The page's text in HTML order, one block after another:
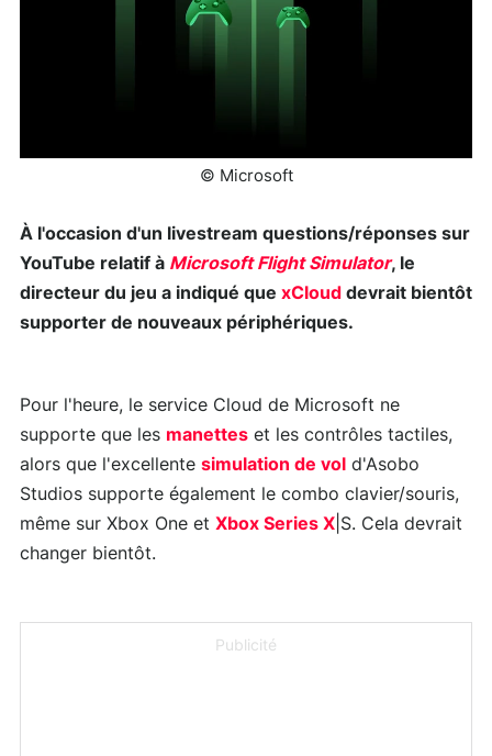
© Microsoft
À l'occasion d'un livestream questions/réponses sur
YouTube relatif à Microsoft Flight Simulator, le
directeur du jeu a indiqué que xCloud devrait bientôt
supporter de nouveaux périphériques.
Pour l'heure, le service Cloud de Microsoft ne
supporte que les manettes et les contrôles tactiles,
alors que l'excellente simulation de vol d'Asobo
Studios supporte également le combo clavier/souris,
même sur Xbox One et Xbox Series X |S. Cela devrait
changer bientôt.
Publicité